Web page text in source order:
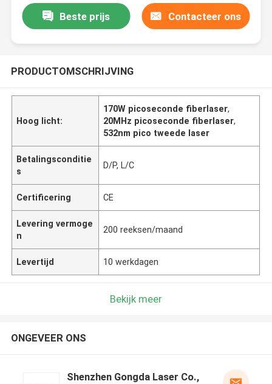
Beste prijs Contacteer ons
PRODUCTOMSCHRIJVING
Hoog licht:
170W picoseconde fiberlaser,
20MHz picoseconde fiberlaser,
532nm pico tweede laser
Betalingsconditie
s
D/P, L/C
Certificering CE
Levering vermoge
n
200 reeksen/maand
Levertijd 10 werkdagen
Bekijk meer
ONGEVEER ONS
Shenzhen Gongda Laser Co.,